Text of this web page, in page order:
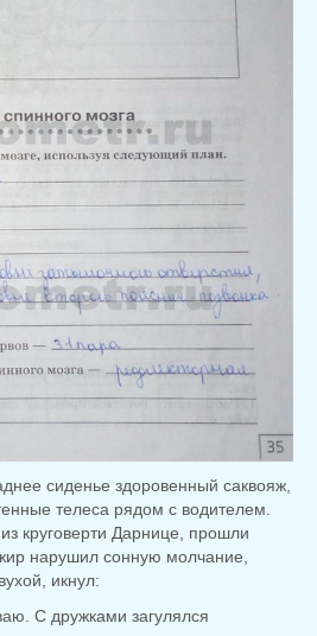
сиденье здоровенный саквояж,
телеса рядом с водителем.
круговерти Дарнице, прошли
нарушил сонную молчание,
икнул:
С дружками загулялся